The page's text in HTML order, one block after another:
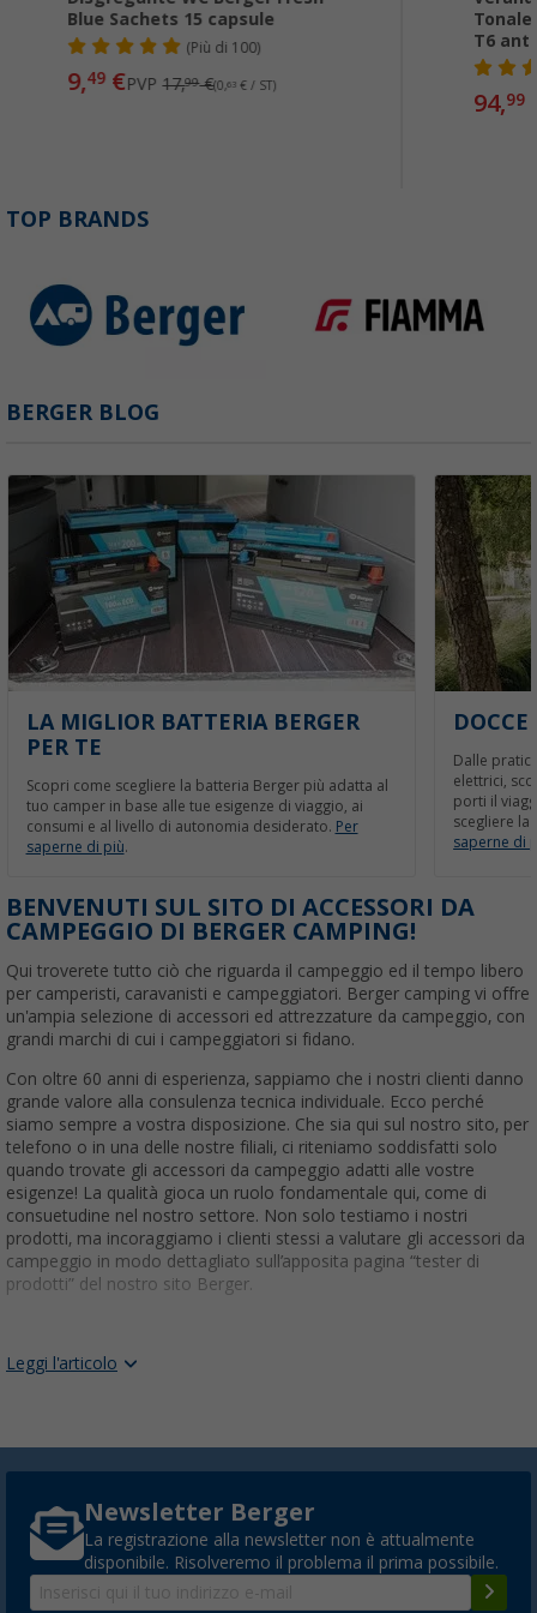
Blue Sachets 15 capsule
(Più di 100)
9,49 €PVP17,99€(0,63 € / ST)
Tonale
T6
94,99
TOP BRANDS
BERGER BLOG
LA MIGLIOR BATTERIA BERGER
PER TE
Scopri come scegliere la batteria Berger più adatta al
tuo camper in base alle tue esigenze di viaggio, ai
consumi e al livello di autonomia desiderato. Per
saperne di più.
Dalle
elettrici,
porti il
scegliere la
saperne di
BENVENUTI SUL SITO DI ACCESSORI DA
CAMPEGGIO DI BERGER CAMPING!
Qui troverete tutto ciò che riguarda il campeggio ed il tempo libero
per camperisti, caravanisti e campeggiatori. Berger camping vi offre
un'ampia selezione di accessori ed attrezzature da campeggio, con
grandi marchi di cui i campeggiatori si fidano.
Con oltre 60 anni di esperienza, sappiamo che i nostri clienti danno
grande valore alla consulenza tecnica individuale. Ecco perché
siamo sempre a vostra disposizione. Che sia qui sul nostro sito, per
telefono o in una delle nostre filiali, ci riteniamo soddisfatti solo
quando trovate gli accessori da campeggio adatti alle vostre
esigenze! La qualità gioca un ruolo fondamentale qui, come di
consuetudine nel nostro settore. Non solo testiamo i nostri
prodotti, ma incoraggiamo i clienti stessi a valutare gli accessori da
campeggio in modo dettagliato sull’apposita pagina “tester di
prodotti” del nostro sito Berger.
ACCESSORI PER IL CAMPEGGIO
garantiredurata e funzionalità, consentendoti di vivere la natura
con totale sicurezza e comfort. Scopri tutto il necessario per
un'esperienza di campeggio unica e indimenticabile.
ATTREZZATURA OUTDOOR DELLE MIGLIORI
Leggi l'articolo
Newsletter Berger
La registrazione alla newsletter non è attualmente
disponibile. Risolveremo il problema il prima possibile.